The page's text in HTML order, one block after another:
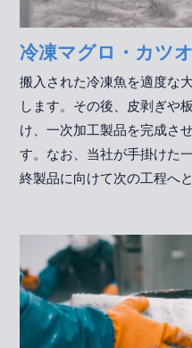
冷凍マグロ・カツ
搬入された冷凍魚を適度な
します。その後、皮剥ぎや
け、一次加工製品を完成さ
す。なお、当社が手掛けた
終製品に向けて次の工程へ